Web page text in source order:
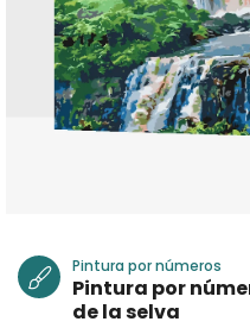
Pintura por números
Pintura por
de la selva